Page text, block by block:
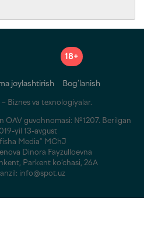
18+
joylashtirish Bog‘lanish
Biznes va texnologiyalar.
OAV guvohnomasi: №1207. Berilgan
yil 13-avgust
Media” MChJ
Dinora Fayzulloevna
Parkent ko‘chasi, 26A
info@spot.uz